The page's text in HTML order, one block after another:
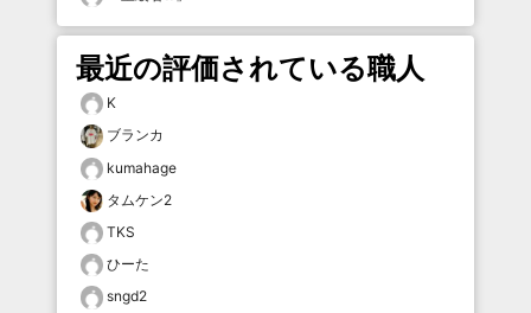
最近の評価されている職人
K
ブランカ
kumahage
タムケン2
TKS
ひーた
sngd2